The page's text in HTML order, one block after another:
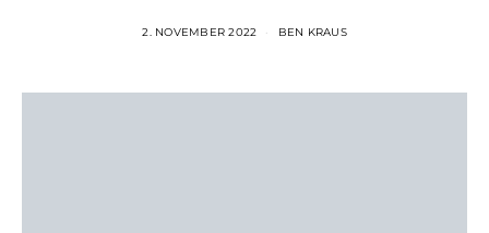
2. NOVEMBER 2022 BEN KRAUS